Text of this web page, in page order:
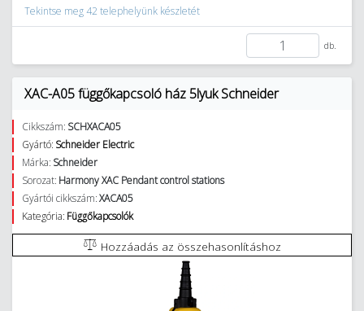
Tekintse meg 42 telephelyünk készletét
db.
XAC-A05 függőkapcsoló ház 5lyuk Schneider
Cikkszám: SCHXACA05
Gyártó: Schneider Electric
Márka: Schneider
Sorozat: Harmony XAC Pendant control stations
Gyártói cikkszám:XACA05
Kategória: Függőkapcsolók
Hozzáadás az összehasonlításhoz